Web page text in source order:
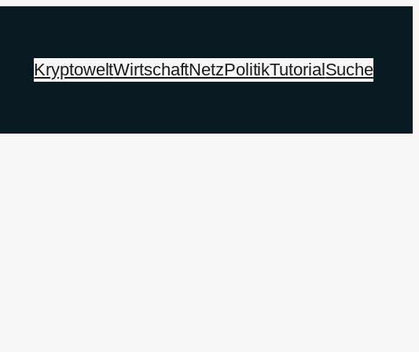
KryptoweltWirtschaftNetzPolitikTutorialSuche